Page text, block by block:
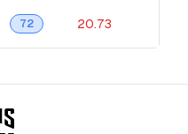
72 20.73